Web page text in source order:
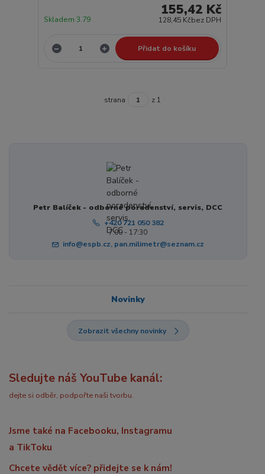
155,42 Kč
128,45 Kčbez DPH
Skladem 3.79
Přidat do košíku
strana z 1
Petr Balíček - odborné poradenství, servis, DCC
+420 721 050 382
7:00 - 17:30
info@espb.cz, pan.milimetr@seznam.cz
Novinky
Zobrazit všechny novinky
Sledujte náš YouTube kanál:
dejte si odběr, podpořte naši tvorbu.
Jsme také na Facebooku, Instagramu
a TikToku
Chcete vědět více? přidejte se k nám!